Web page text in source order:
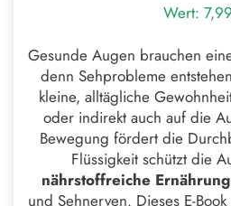
Wert:
Gesunde Augen brauchen
denn Sehprobleme
kleine, alltägliche
oder indirekt auch auf die
Bewegung fördert die
Flüssigkeit schützt die
nährstoffreiche Ernährung
und Sehnerven. Dieses E-Book